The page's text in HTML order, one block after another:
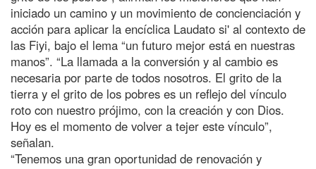
iniciado un camino y un movimiento de concienciación y
acción para aplicar la encíclica Laudato si' al contexto de
las Fiyi, bajo el lema “un futuro mejor está en nuestras
manos”. “La llamada a la conversión y al cambio es
necesaria por parte de todos nosotros. El grito de la
tierra y el grito de los pobres es un reflejo del vínculo
roto con nuestro prójimo, con la creación y con Dios.
Hoy es el momento de volver a tejer este vínculo”,
señalan.
“Tenemos una gran oportunidad de renovación y